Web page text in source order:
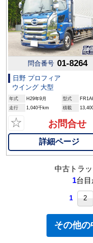
問合番号 01-8264
日野 プロフィア
ウイング 大型
年式 H29年9月 型式
走行
1,040千km 積載
☆ お問合せ
詳細ページ
中古トラ
1台目
1 2
その他